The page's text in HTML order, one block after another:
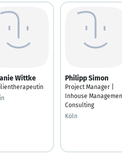
Wittke Philipp Simon
Project Manager |
Inhouse
Consulting
Köln